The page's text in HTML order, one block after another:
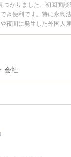
かりました。初回面
き便利です。特に永
夜間に発生した外国
『初回相談無料で外
会社
)